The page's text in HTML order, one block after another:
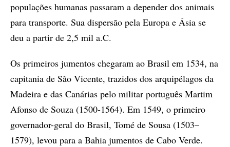
populações humanas passaram a depender dos animais
para transporte. Sua dispersão pela Europa e Ásia se
deu a partir de 2,5 mil a.C.
Os primeiros jumentos chegaram ao Brasil em 1534, na
capitania de São Vicente, trazidos dos arquipélagos da
Madeira e das Canárias pelo militar português Martim
Afonso de Souza (1500-1564). Em 1549, o primeiro
governador-geral do Brasil, Tomé de Sousa (1503–
1579), levou para a Bahia jumentos de Cabo Verde.